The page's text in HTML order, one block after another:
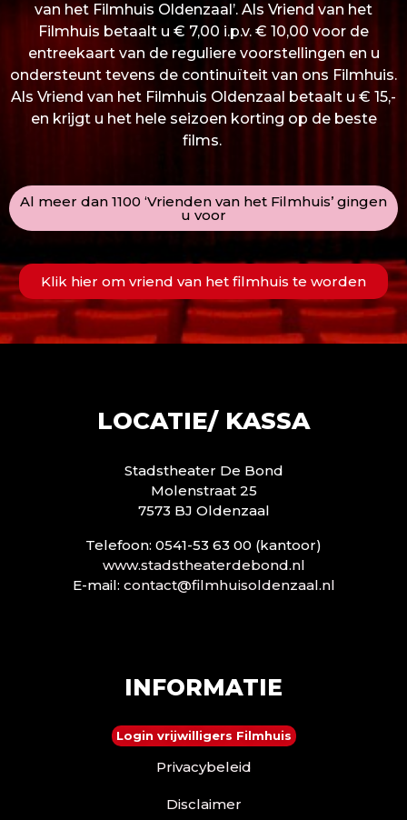
van het Filmhuis Oldenzaal’. Als Vriend van het
Filmhuis betaalt u € 7,00 i.p.v. € 10,00 voor de
entreekaart van de reguliere voorstellingen en u
ondersteunt tevens de continuïteit van ons Filmhuis.
Als Vriend van het Filmhuis Oldenzaal betaalt u € 15,-
en krijgt u het hele seizoen korting op de beste
films.
Al meer dan 1100 ‘Vrienden van het Filmhuis’ gingen
u voor
Klik hier om vriend van het filmhuis te worden
LOCATIE/ KASSA
Stadstheater De Bond
Molenstraat 25
7573 BJ Oldenzaal
Telefoon: 0541-53 63 00 (kantoor)
www.stadstheaterdebond.nl
E-mail: contact@filmhuisoldenzaal.nl
INFORMATIE
Login vrijwilligers Filmhuis
Privacybeleid
Disclaimer